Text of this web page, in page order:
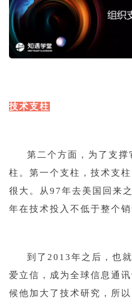
技术支柱
第二个方面，为了支
柱。第一个支柱，技术支
很大。从97年去美国回来
年在技术投入不低于整个
到了2013年之后，也
爱立信，成为全球信息通
候他加大了技术研究，所